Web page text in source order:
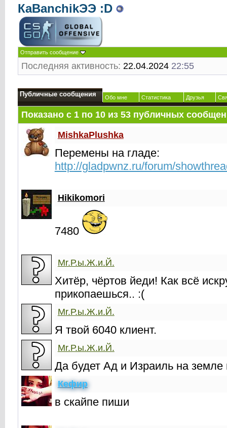
КаВаnchikЭЭ :D
Отправить сообщение
Последняя активность: 22.04.2024 22:55
Публичные сообщения Обо мне Статистика Друзья
Показано с 1 по 10из 53публичных
MishkaPlushka
Перемены на гладе:
http://gladpwnz.ru/forum/
Hikikomori
7480
Mr.Р.ы.Ж.и.Й.
Хитёр, чёртов йеди! Как всё
прикопаешься.. :(
Mr.Р.ы.Ж.и.Й.
Я твой 6040 клиент.
Mr.Р.ы.Ж.и.Й.
Да будет Ад и Израиль на земле
Кефир
в скайпе пиши